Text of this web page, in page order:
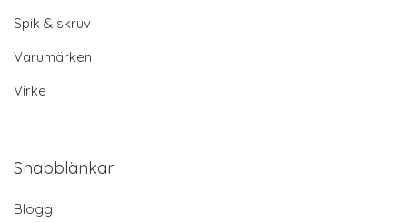
Spik & skruv
Varumärken
Virke
Snabblänkar
Blogg